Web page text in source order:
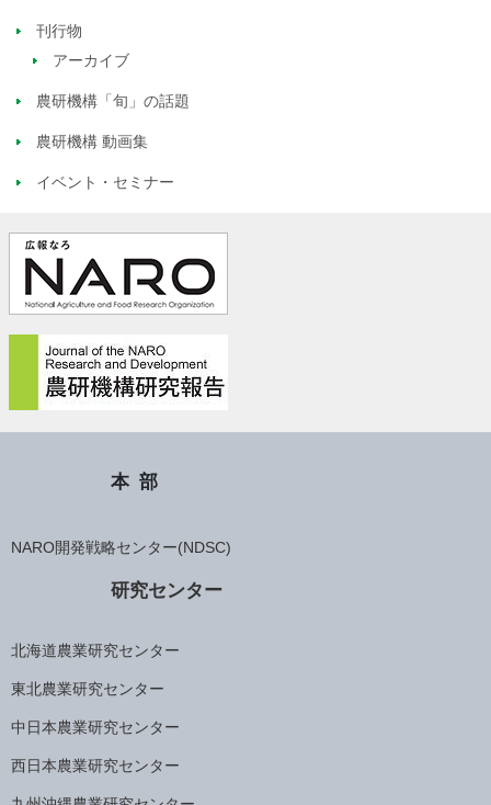
刊行物
アーカイブ
農研機構「旬」の話題
農研機構 動画集
イベント・セミナー
本部
NARO開発戦略センター(NDSC)
研究センター
北海道農業研究センター
東北農業研究センター
中日本農業研究センター
西日本農業研究センター